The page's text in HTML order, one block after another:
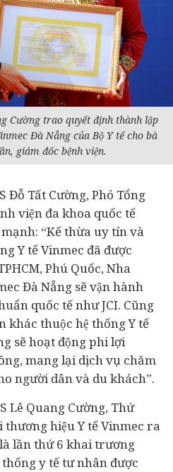
Cường trao quyết định thành lập
Đà Nẵng của Bộ Y tế cho bà
giám đốc bệnh viện.
Đỗ Tất Cường, Phó Tổng
viện đa khoa quốc tế
“Kế thừa uy tín và
Y tế Vinmec đã được
Phú Quốc, Nha
Đà Nẵng sẽ vận hành
quốc tế như JCI. Cũng
khác thuộc hệ thống Y tế
sẽ hoạt động phi lợi
mang lại dịch vụ chăm
người dân và du khách”.
Lê Quang Cường, Thứ
thương hiệu Y tế Vinmec ra
lần thứ 6 khai trương
y tế tư nhân được